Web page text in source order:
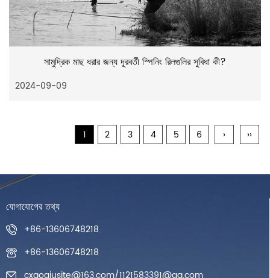
সামুদ্রিক মাছ ধরার জন্য দূরবর্তী স্পিনিং রিলগুলির সুবিধা কী?
2024-09-09
1 2 3 4 5 6 › ››
যোগাযোগের তথ্য
+86-13606748218
+86-13606748218